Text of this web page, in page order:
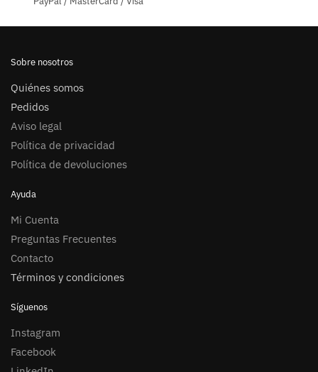
Sobre nosotros
Quiénes somos
Pedidos
Aviso legal
Política de privacidad
Política de devoluciones
Ayuda
Mi Cuenta
Preguntas Frecuentes
Contacto
Términos y condiciones
Síguenos
Instagram
Facebook